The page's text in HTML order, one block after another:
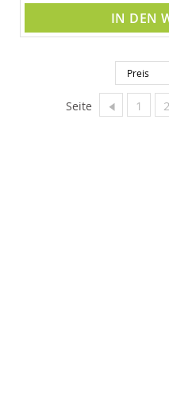
IN DEN
Seite Seite
Zurück
Seite
1 2